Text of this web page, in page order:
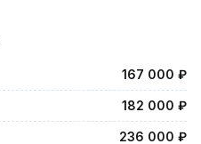
167 000 ₽
182 000 ₽
236 000 ₽